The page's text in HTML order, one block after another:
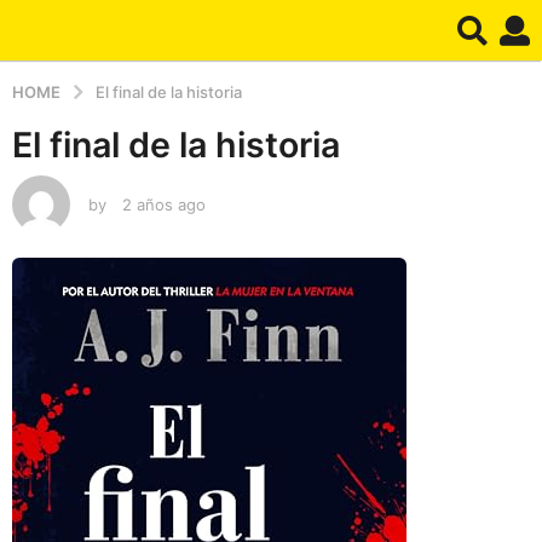
HOME El final de la historia
El final de la historia
by 2 años ago
s
o